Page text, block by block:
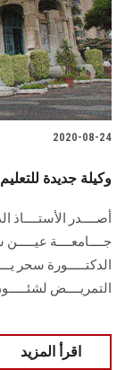
2020-08-24
وكيلة جديدة
أصــــدر الأستــــاذ
جــــامعــــة
الدكتـــــورة سحر
التمريــــض
اقرأ المزيد